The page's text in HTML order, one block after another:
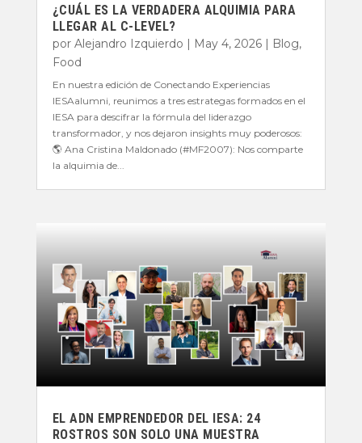
¿CUÁL ES LA VERDADERA ALQUIMIA PARA
LLEGAR AL C-LEVEL?
por Alejandro Izquierdo | May 4, 2026| Blog,
Food
En nuestra edición de Conectando Experiencias
IESAalumni, reunimos a tres estrategas formados en el
IESA para descifrar la fórmula del liderazgo
transformador, y nos dejaron insights muy poderosos:
🌎 Ana Cristina Maldonado (#MF2007): Nos comparte
la alquimia de...
EL ADN EMPRENDEDOR DEL IESA: 24
ROSTROS SON SOLO UNA MUESTRA